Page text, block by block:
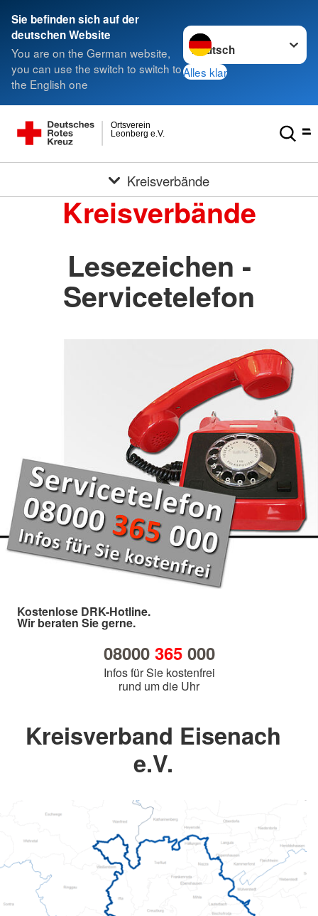
Sie befinden sich auf der
deutschen Website
You are on the German website,
you can use the switch to switch to
the English one
Sprache wechseln zu
Alles klar
Leonberg e.V.
Ortsverein
Kreisverbände
Kreisverbände
Lesezeichen -
Servicetelefon
Kostenlose DRK-Hotline.
Wir beraten Sie gerne.
08000 365000
Infos für Sie kostenfrei
rund um die Uhr
Kreisverband Eisenach
e.V.